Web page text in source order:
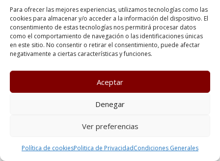
Para ofrecer las mejores experiencias, utilizamos tecnologías como las
cookies para almacenar y/o acceder a la información del dispositivo. El
consentimiento de estas tecnologías nos permitirá procesar datos
como el comportamiento de navegación o las identificaciones únicas
en este sitio. No consentir o retirar el consentimiento, puede afectar
negativamente a ciertas características y funciones.
Aceptar
Denegar
Ver preferencias
Política de cookiesPolitica de PrivacidadCondiciones Generales